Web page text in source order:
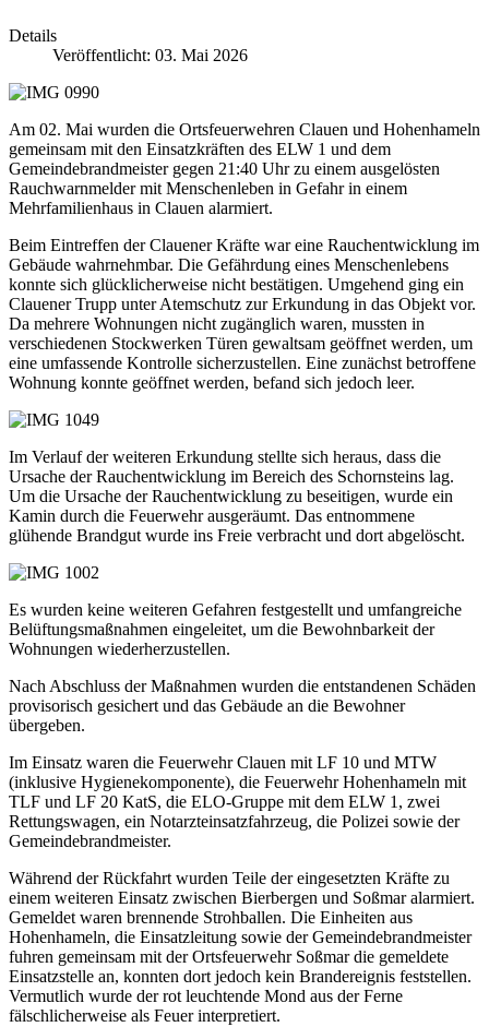
Details
Veröffentlicht: 03. Mai 2026
Am 02. Mai wurden die Ortsfeuerwehren Clauen und Hohenhameln
gemeinsam mit den Einsatzkräften des ELW 1 und dem
Gemeindebrandmeister gegen 21:40 Uhr zu einem ausgelösten
Rauchwarnmelder mit Menschenleben in Gefahr in einem
Mehrfamilienhaus in Clauen alarmiert.
Beim Eintreffen der Clauener Kräfte war eine Rauchentwicklung im
Gebäude wahrnehmbar. Die Gefährdung eines Menschenlebens
konnte sich glücklicherweise nicht bestätigen. Umgehend ging ein
Clauener Trupp unter Atemschutz zur Erkundung in das Objekt vor.
Da mehrere Wohnungen nicht zugänglich waren, mussten in
verschiedenen Stockwerken Türen gewaltsam geöffnet werden, um
eine umfassende Kontrolle sicherzustellen. Eine zunächst betroffene
Wohnung konnte geöffnet werden, befand sich jedoch leer.
Im Verlauf der weiteren Erkundung stellte sich heraus, dass die
Ursache der Rauchentwicklung im Bereich des Schornsteins lag.
Um die Ursache der Rauchentwicklung zu beseitigen, wurde ein
Kamin durch die Feuerwehr ausgeräumt. Das entnommene
glühende Brandgut wurde ins Freie verbracht und dort abgelöscht.
Es wurden keine weiteren Gefahren festgestellt und umfangreiche
Belüftungsmaßnahmen eingeleitet, um die Bewohnbarkeit der
Wohnungen wiederherzustellen.
Nach Abschluss der Maßnahmen wurden die entstandenen Schäden
provisorisch gesichert und das Gebäude an die Bewohner
übergeben.
Im Einsatz waren die Feuerwehr Clauen mit LF 10 und MTW
(inklusive Hygienekomponente), die Feuerwehr Hohenhameln mit
TLF und LF 20 KatS, die ELO-Gruppe mit dem ELW 1, zwei
Rettungswagen, ein Notarzteinsatzfahrzeug, die Polizei sowie der
Gemeindebrandmeister.
Während der Rückfahrt wurden Teile der eingesetzten Kräfte zu
einem weiteren Einsatz zwischen Bierbergen und Soßmar alarmiert.
Gemeldet waren brennende Strohballen. Die Einheiten aus
Hohenhameln, die Einsatzleitung sowie der Gemeindebrandmeister
fuhren gemeinsam mit der Ortsfeuerwehr Soßmar die gemeldete
Einsatzstelle an, konnten dort jedoch kein Brandereignis feststellen.
Vermutlich wurde der rot leuchtende Mond aus der Ferne
fälschlicherweise als Feuer interpretiert.